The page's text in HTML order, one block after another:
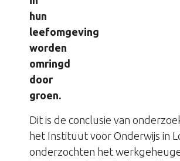
hun
leefomgeving
worden
omringd
door
groen.
Dit is de conclusie van
het Instituut voor Onderwijs in
onderzochten het